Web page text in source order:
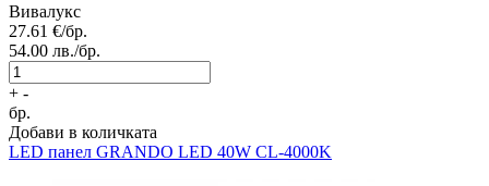
Вивалукс
27.61 €/бр.
54.00 лв./бр.
+ -
бр.
Добави в количката
LED панел GRANDO LED 40W CL-4000K